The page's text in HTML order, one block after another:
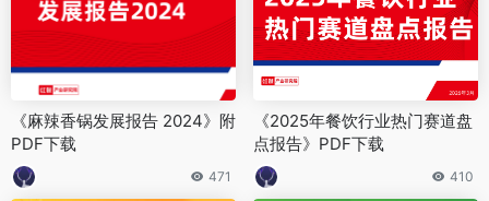
《麻辣香锅发展报告 2024》附
PDF下载
471
《2025年餐饮行业热门赛道盘
点报告》PDF下载
410